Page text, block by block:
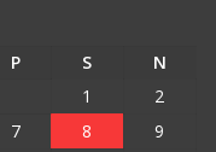
P S
N
1
2
7 8
9